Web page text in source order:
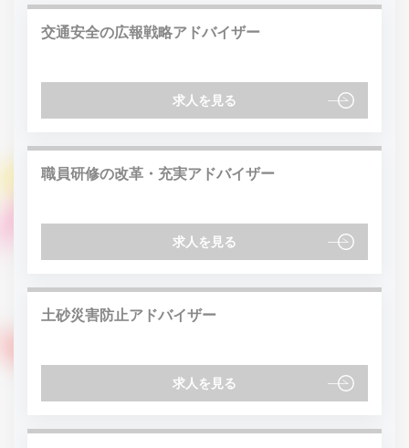
交通安全の広報戦略アドバイザー
求人を見る
職員研修の改革・充実アドバイザー
求人を見る
土砂災害防止アドバイザー
求人を見る